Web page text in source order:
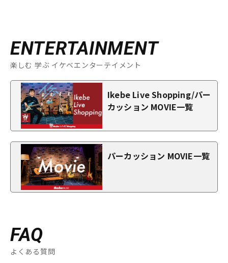
ENTERTAINMENT
楽しむ 学ぶ イケベエンターテイメント
Ikebe Live Shopping/パー
カッション MOVIE一覧
パーカッション MOVIE一覧
FAQ
よくある質問